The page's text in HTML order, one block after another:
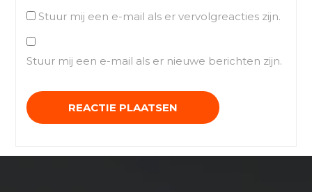
Stuur mij een e-mail als er vervolgreacties zijn.
Stuur mij een e-mail als er nieuwe berichten zijn.